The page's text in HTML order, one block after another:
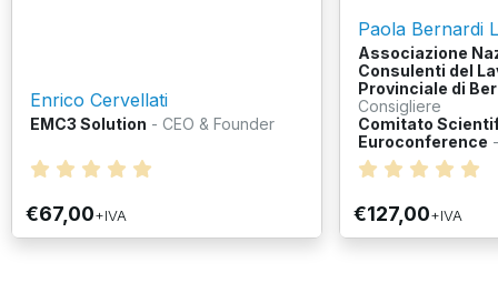
Enrico Cervellati
EMC3 Solution - CEO & Founder
€67,00+IVA
Paola Bernardi
Associazione
Consulenti del
Provinciale di
Consigliere
Comitato
Euroconference
€127,00+IVA